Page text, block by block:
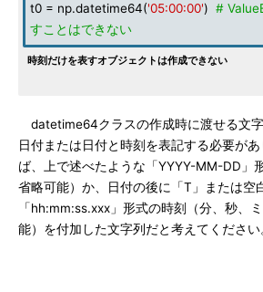
t0 = np.datetime64('05:00:00') #
すことはできない
時刻だけを表すオブジェクトは作成できない
datetime64クラスの作成時に渡せる文
日付または日付と時刻を表記する必要が
ば、上で述べたような「YYYY-MM-DD」
省略可能）か、日付の後に「T」または空
「hh:mm:ss.xxx」形式の時刻（分、秒、
能）を付加した文字列だと考えてください